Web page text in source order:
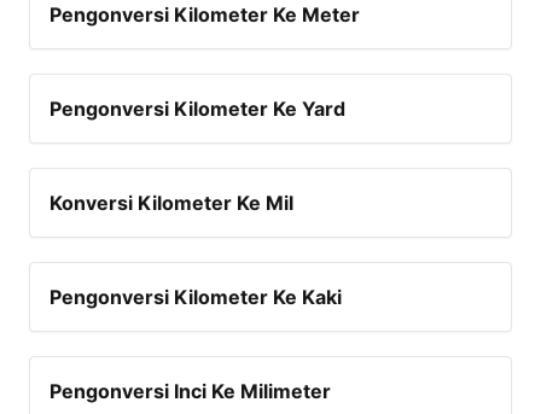
Pengonversi Kilometer Ke Meter
Pengonversi Kilometer Ke Yard
Konversi Kilometer Ke Mil
Pengonversi Kilometer Ke Kaki
Pengonversi Inci Ke Milimeter